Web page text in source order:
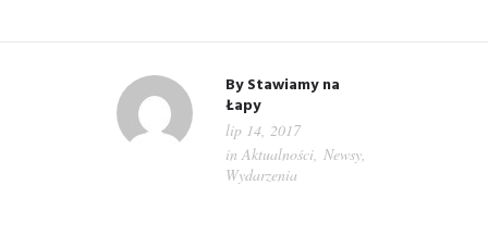
PRZYJACIELE
ByStawiamy na
Łapy
lip 14, 2017
in Aktualności, Newsy,
Wydarzenia